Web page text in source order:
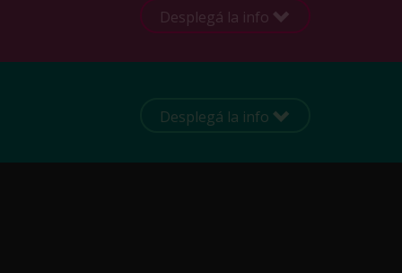
Desplegá la info
Desplegá la info